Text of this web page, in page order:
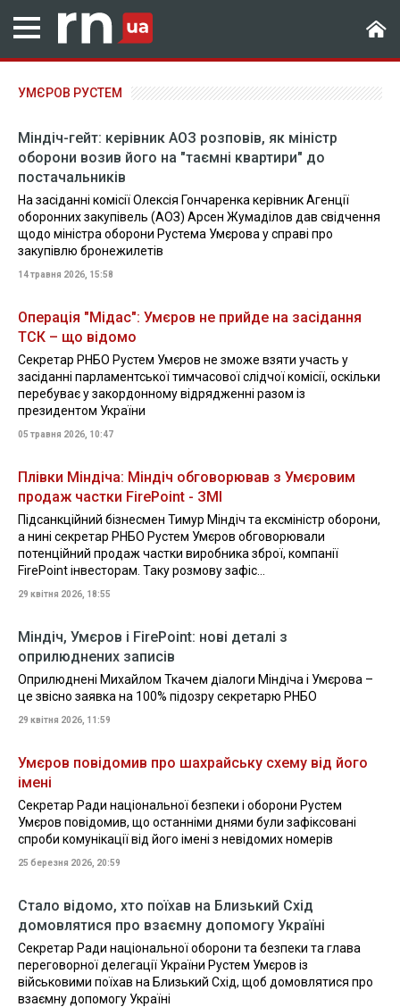
УМЄРОВ РУСТЕМ
Міндіч-гейт: керівник АОЗ розповів, як міністр
оборони возив його на "таємні квартири" до
постачальників
На засіданні комісії Олексія Гончаренка керівник Агенції
оборонних закупівель (АОЗ) Арсен Жумаділов дав свідчення
щодо міністра оборони Рустема Умєрова у справі про
закупівлю бронежилетів
14 травня 2026, 15:58
Операція "Мідас": Умєров не прийде на засідання
ТСК – що відомо
Секретар РНБО Рустем Умєров не зможе взяти участь у
засіданні парламентської тимчасової слідчої комісії, оскільки
перебуває у закордонному відрядженні разом із
президентом України
05 травня 2026, 10:47
Плівки Міндіча: Міндіч обговорював з Умєровим
продаж частки FirePoint - ЗМІ
Підсанкційний бізнесмен Тимур Міндіч та ексміністр оборони,
а нині секретар РНБО Рустем Умєров обговорювали
потенційний продаж частки виробника зброї, компанії
FirePoint інвесторам. Таку розмову зафіс...
29 квітня 2026, 18:55
Міндіч, Умєров і FirePoint: нові деталі з
оприлюднених записів
Оприлюднені Михайлом Ткачем діалоги Міндіча і Умєрова –
це звісно заявка на 100% підозру секретарю РНБО
29 квітня 2026, 11:59
Умєров повідомив про шахрайську схему від його
імені
Секретар Ради національної безпеки і оборони Рустем
Умєров повідомив, що останніми днями були зафіксовані
спроби комунікації від його імені з невідомих номерів
25 березня 2026, 20:59
Стало відомо, хто поїхав на Близький Схід
домовлятися про взаємну допомогу Україні
Секретар Ради національної оборони та безпеки та глава
переговорної делегації України Рустем Умєров із
військовими поїхав на Близький Схід, щоб домовлятися про
взаємну допомогу Україні